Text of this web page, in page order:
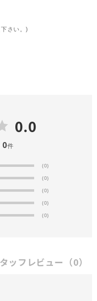
さい。)
0.0
0件
(0)
(0)
(0)
(0)
(0)
ッフレビュー （0）